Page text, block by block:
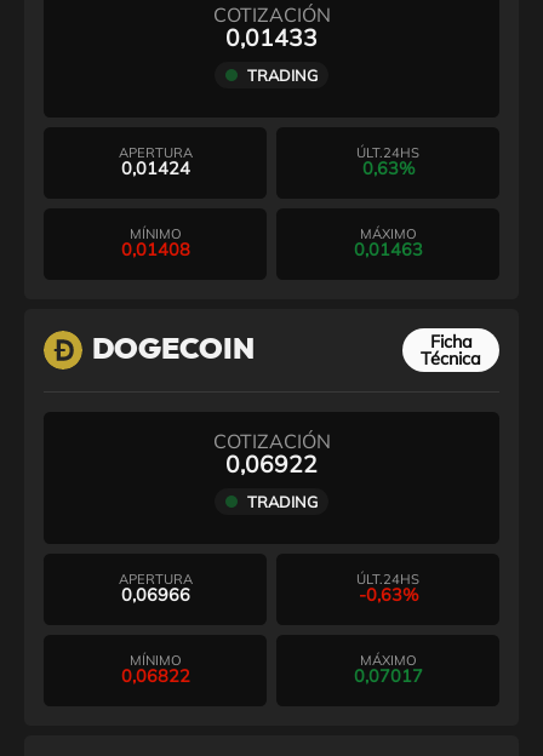
COTIZACIÓN
0,01433
TRADING
APERTURA
0,01424
ÚLT.24HS
0,63%
MÍNIMO
0,01408
MÁXIMO
0,01463
DOGECOIN Ficha
Técnica
COTIZACIÓN
0,06922
TRADING
APERTURA
0,06966
ÚLT.24HS
-0,63%
MÍNIMO
0,06822
MÁXIMO
0,07017